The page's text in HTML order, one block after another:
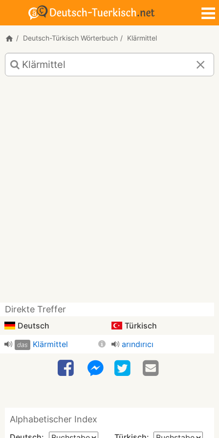
Deutsch-Türkisch Wörterbuch Klärmittel
Deutsch-
Türkisch
Übersetzung
Direkte Treffer
Deutsch Türkisch
das Klärmittel arındırıcı
Alphabetischer Index